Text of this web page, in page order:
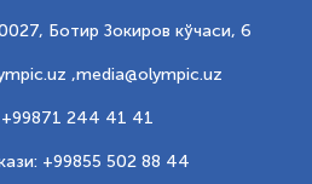
Ботир Зокиров кўчаси, 6
,media@olympic.uz
244 41 41
+99855 502 88 44